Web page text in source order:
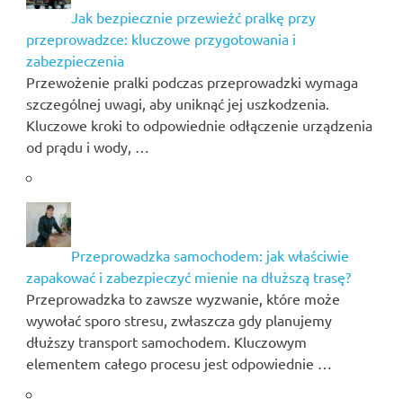
Jak bezpiecznie przewieźć pralkę przy
przeprowadzce: kluczowe przygotowania i
zabezpieczenia
Przewożenie pralki podczas przeprowadzki wymaga
szczególnej uwagi, aby uniknąć jej uszkodzenia.
Kluczowe kroki to odpowiednie odłączenie urządzenia
od prądu i wody, …
Przeprowadzka samochodem: jak właściwie
zapakować i zabezpieczyć mienie na dłuższą trasę?
Przeprowadzka to zawsze wyzwanie, które może
wywołać sporo stresu, zwłaszcza gdy planujemy
dłuższy transport samochodem. Kluczowym
elementem całego procesu jest odpowiednie …